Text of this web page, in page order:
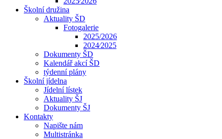
Školní družina
Aktuality ŠD
Fotogalerie
2025/2026
2024⁄2025
Dokumenty ŠD
Kalendář akcí ŠD
týdenní plány
Školní jídelna
Jídelní lístek
Aktuality ŠJ
Dokumenty ŠJ
Kontakty
Napište nám
Multistránka